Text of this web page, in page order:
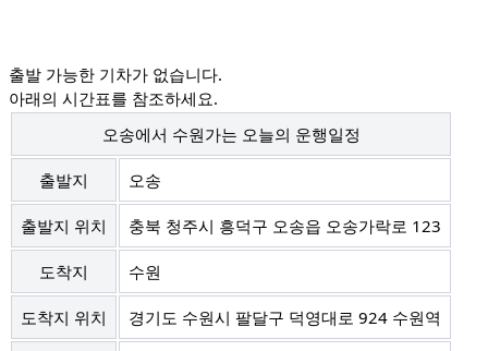
출발 가능한 기차가 없습니다.
아래의 시간표를 참조하세요.
오송에서 수원가는 오늘의 운행일정
출발지 오송
출발지 위치 충북 청주시 흥덕구 오송읍 오송가락로 123
도착지 수원
도착지 위치 경기도 수원시 팔달구 덕영대로 924 수원역